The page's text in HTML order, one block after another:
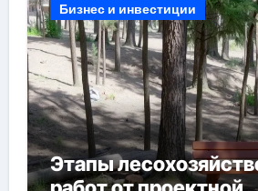
Бизнес и инвестиции
Этапы